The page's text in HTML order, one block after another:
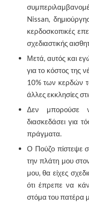
Nissan,
κερδοσκοπικές
σχεδιαστικής
Μετά, αυτός και
για το κόστος της
10% των κερδών
άλλες εκκλησίες
Δεν μπορούσε
διασκεδάσει για
πράγματα.
Ο Πούζο πίστεψε
την πλάτη μου
μου, θα είχες
ότι έπρεπε να
στόμα του πατέρα